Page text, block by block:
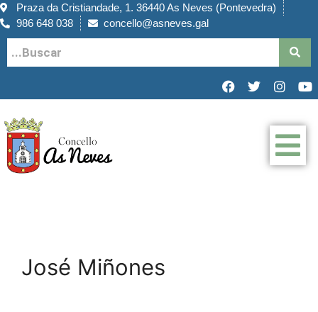
Praza da Cristiandade, 1. 36440 As Neves (Pontevedra)
986 648 038
concello@asneves.gal
José Miñones